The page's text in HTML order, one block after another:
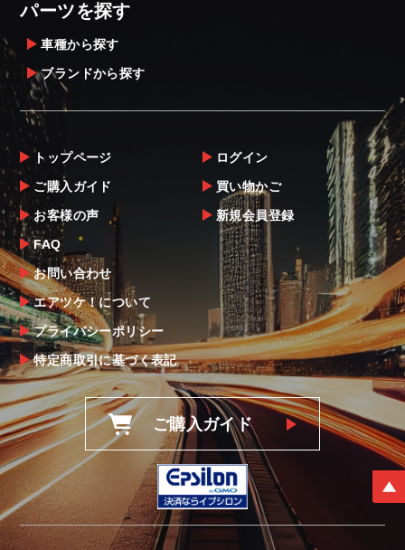
パーツを探す
車種から探す
ブランドから探す
トップページ
ご購入ガイド
お客様の声
FAQ
お問い合わせ
エアツケ！について
プライバシーポリシー
特定商取引に基づく表記
ログイン
買い物かご
新規会員登録
ご購入ガイド